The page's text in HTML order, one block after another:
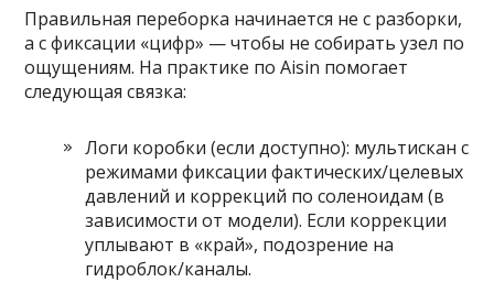
Правильная переборка начинается не с разборки,
а с фиксации «цифр» — чтобы не собирать узел по
ощущениям. На практике по Aisin помогает
следующая связка:
Логи коробки (если доступно): мультискан с
режимами фиксации фактических/целевых
давлений и коррекций по соленоидам (в
зависимости от модели). Если коррекции
уплывают в «край», подозрение на
гидроблок/каналы.